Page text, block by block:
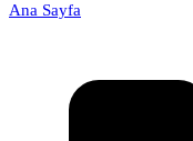
Ana Sayfa